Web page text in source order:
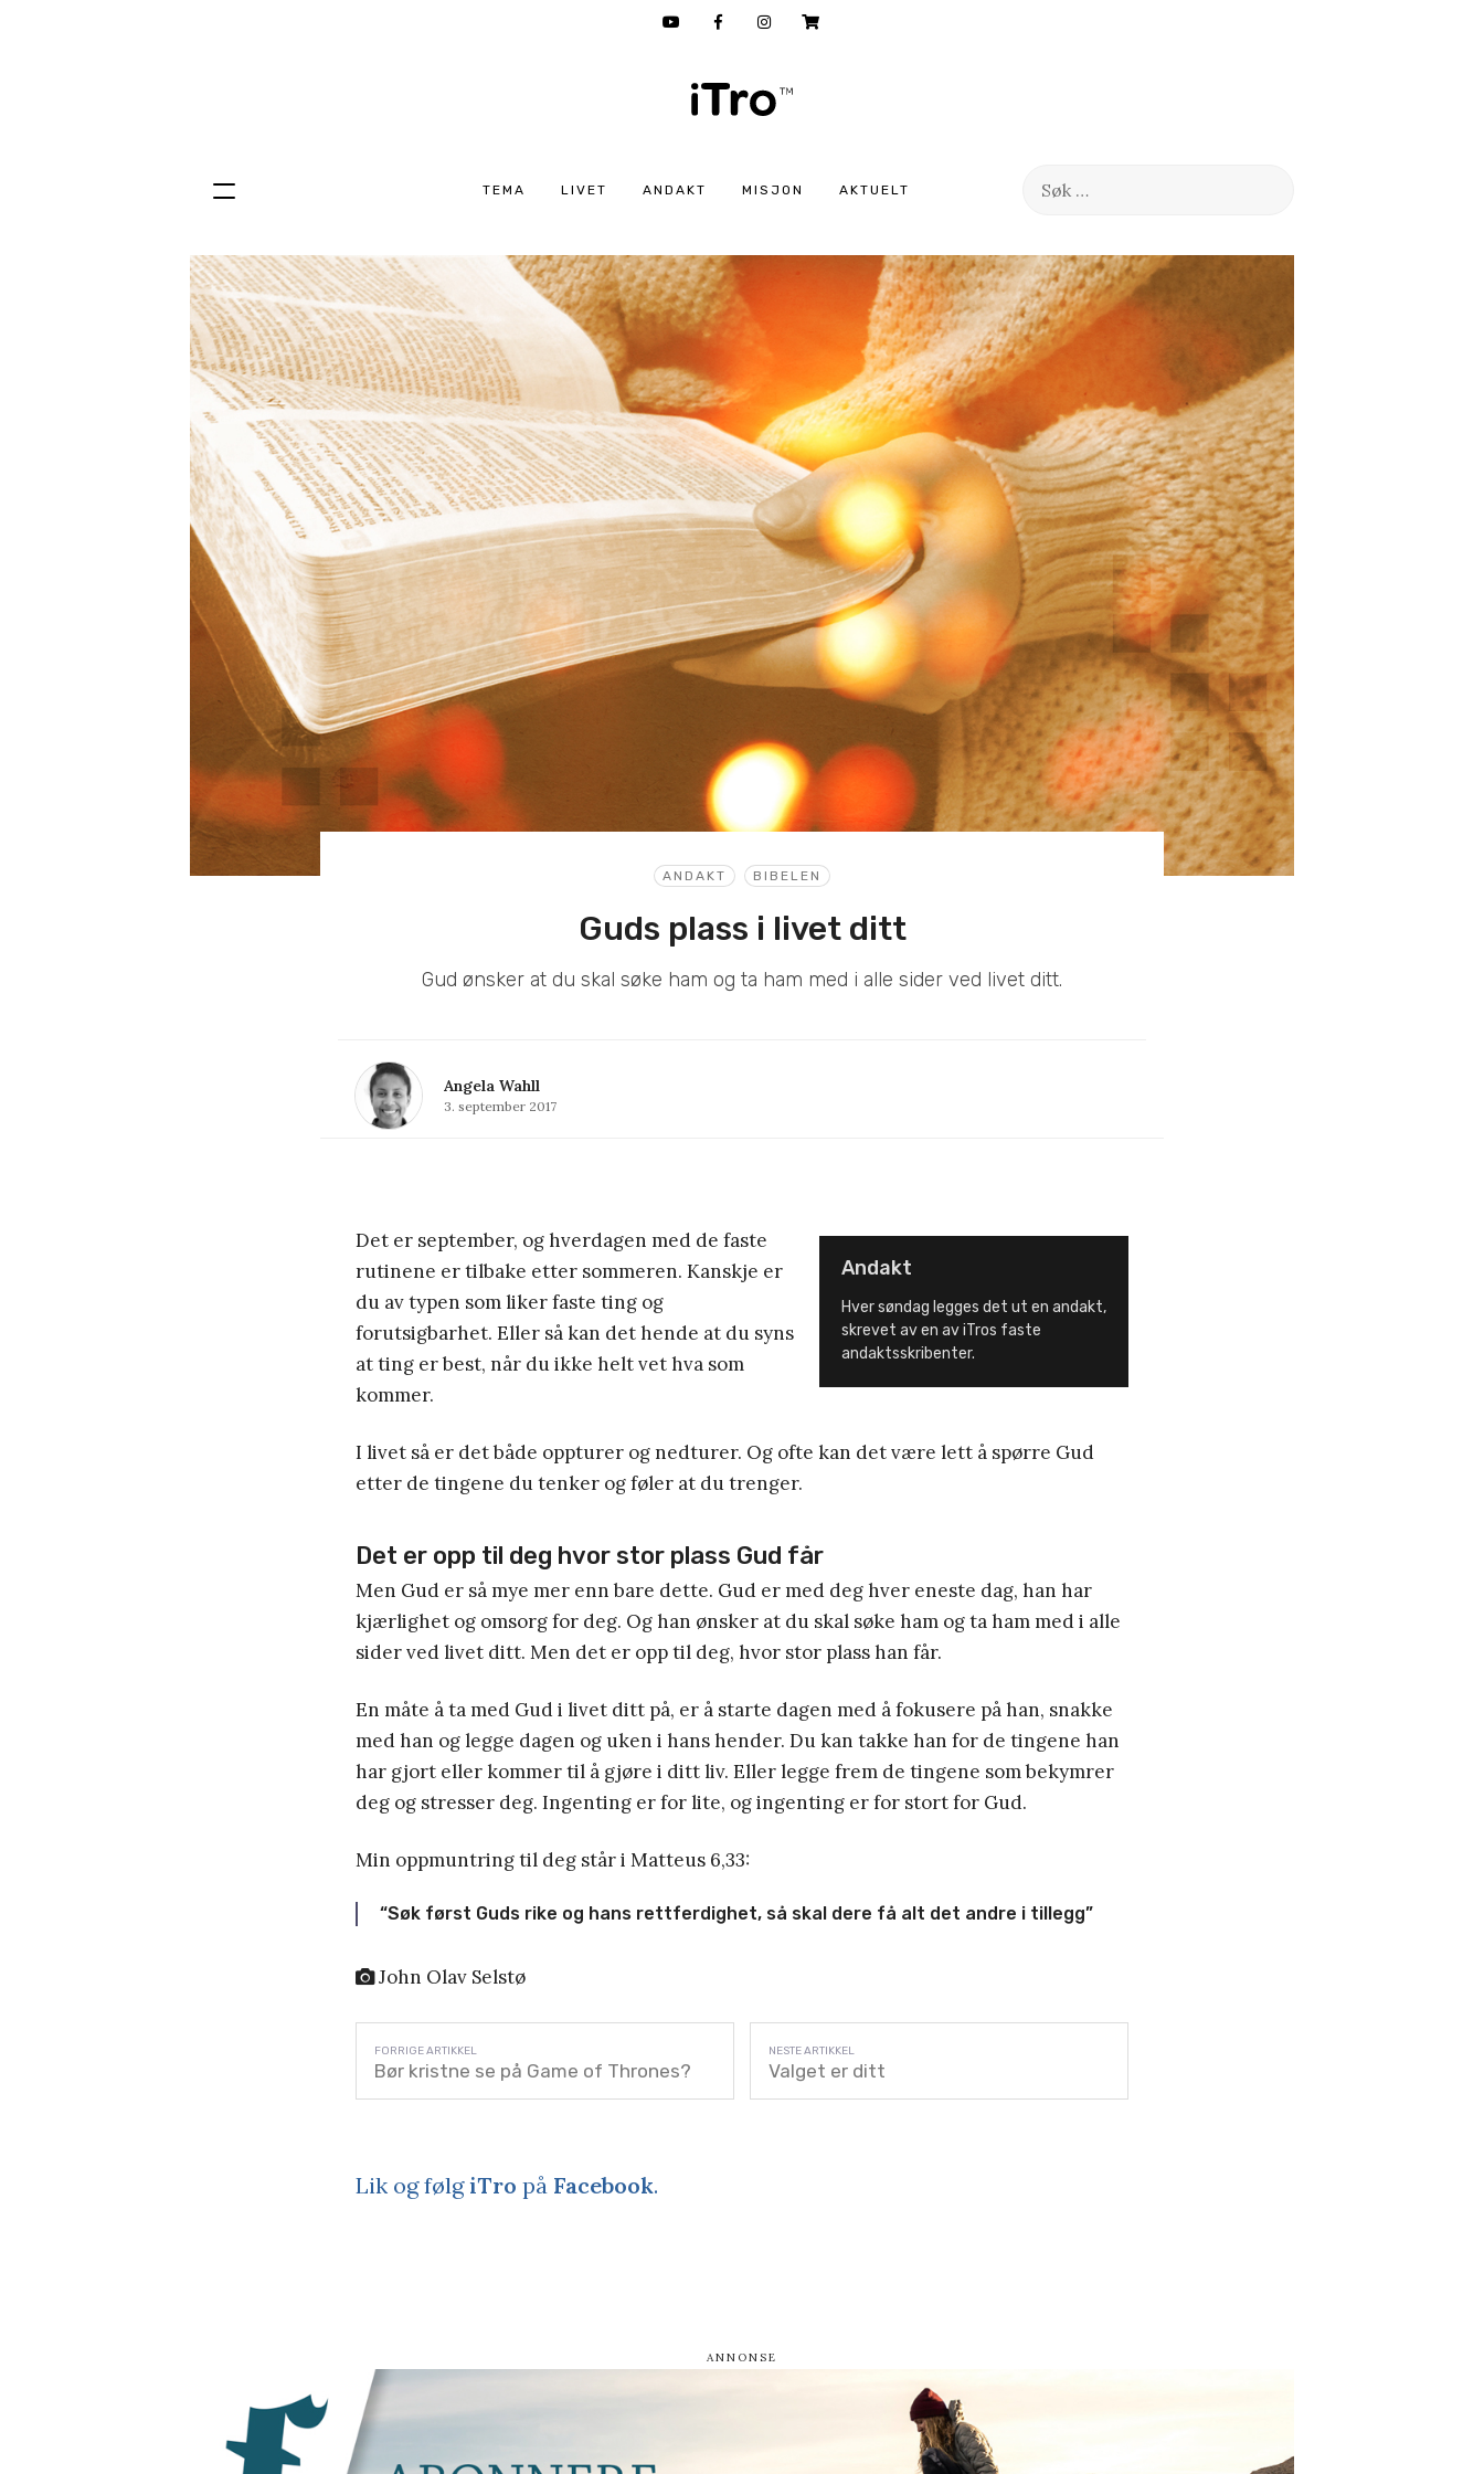
TEMA LIVET ANDAKT MISJON AKTUELT
Søk
Hopp
innhold
ANDAKT BIBELEN
Guds plass i livet ditt
Gud ønsker at du skal søke ham og ta ham med i alle sider ved livet ditt.
Angela Wahll
3. september 2017
Andakt
Hver søndag legges det ut en andakt,
skrevet av en av iTros faste
andaktsskribenter.
Det er september, og hverdagen med de faste
rutinene er tilbake etter sommeren. Kanskje er
du av typen som liker faste ting og
forutsigbarhet. Eller så kan det hende at du syns
at ting er best, når du ikke helt vet hva som
kommer.
I livet så er det både oppturer og nedturer. Og ofte kan det være lett å spørre Gud
etter de tingene du tenker og føler at du trenger.
Det er opp til deg hvor stor plass Gud får
Men Gud er så mye mer enn bare dette. Gud er med deg hver eneste dag, han har
kjærlighet og omsorg for deg. Og han ønsker at du skal søke ham og ta ham med i alle
sider ved livet ditt. Men det er opp til deg, hvor stor plass han får.
En måte å ta med Gud i livet ditt på, er å starte dagen med å fokusere på han, snakke
med han og legge dagen og uken i hans hender. Du kan takke han for de tingene han
har gjort eller kommer til å gjøre i ditt liv. Eller legge frem de tingene som bekymrer
deg og stresser deg. Ingenting er for lite, og ingenting er for stort for Gud.
Min oppmuntring til deg står i Matteus 6,33:
“Søk først Guds rike og hans rettferdighet, så skal dere få alt det andre i tillegg”
John Olav Selstø
Bør kristne se på Game of Thrones? Valget er ditt
Lik og følgiTro på Facebook.